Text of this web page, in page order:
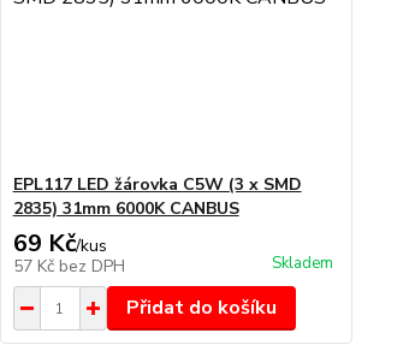
EPL117 LED žárovka C5W (3 x SMD
2835) 31mm 6000K CANBUS
69 Kč/kus
57 Kč bez DPH Skladem
Přidat do košíku